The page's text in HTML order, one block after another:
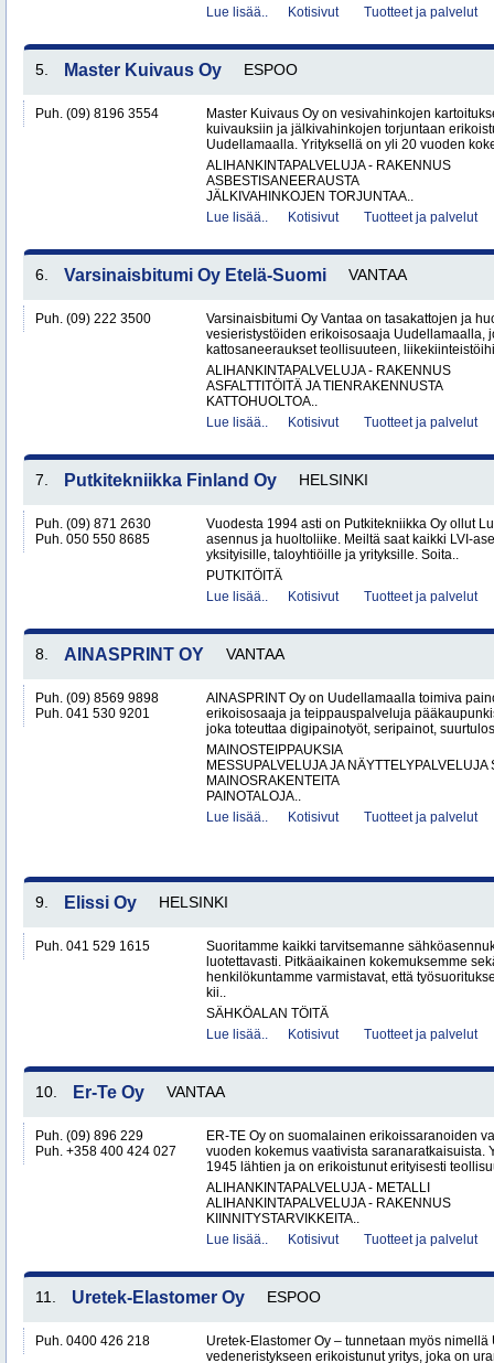
Lue lisää..
Kotisivut Tuotteet ja palvelut
5. Master Kuivaus Oy ESPOO
Puh. (09) 8196 3554
Master Kuivaus Oy on vesivahinkojen
kuivauksiin ja jälkivahinkojen torjuntaan
Uudellamaalla. Yrityksellä on yli 20 vuoden
ALIHANKINTAPALVELUJA - RAKENNUS
ASBESTISANEERAUSTA
JÄLKIVAHINKOJEN TORJUNTAA..
Lue lisää..
Kotisivut Tuotteet ja palvelut
6. Varsinaisbitumi Oy Etelä-Suomi VANTAA
Puh. (09) 222 3500
Varsinaisbitumi Oy Vantaa on tasakattojen ja
vesieristystöiden erikoisosaaja Uudellamaalla,
kattosaneeraukset teollisuuteen,
ALIHANKINTAPALVELUJA - RAKENNUS
ASFALTTITÖITÄ JA TIENRAKENNUSTA
KATTOHUOLTOA..
Lue lisää..
Kotisivut Tuotteet ja palvelut
7. Putkitekniikka Finland Oy HELSINKI
Puh. (09) 871 2630
Puh. 050 550 8685
Vuodesta 1994 asti on Putkitekniikka Oy ollut
asennus ja huoltoliike. Meiltä saat kaikki LVI-
yksityisille, taloyhtiöille ja yrityksille. Soita..
PUTKITÖITÄ
Lue lisää..
Kotisivut Tuotteet ja palvelut
8. AINASPRINT OY VANTAA
Puh. (09) 8569 9898
Puh. 041 530 9201
AINASPRINT Oy on Uudellamaalla toimiva
erikoisosaaja ja teippauspalveluja
joka toteuttaa digipainotyöt, seripainot,
MAINOSTEIPPAUKSIA
MESSUPALVELUJA JA NÄYTTELYPALVELUJA
MAINOSRAKENTEITA
PAINOTALOJA..
Lue lisää..
Kotisivut Tuotteet ja palvelut
9. Elissi Oy HELSINKI
Puh. 041 529 1615
Suoritamme kaikki tarvitsemanne
luotettavasti. Pitkäaikainen kokemuksemme
henkilökuntamme varmistavat, että
kii..
SÄHKÖALAN TÖITÄ
Lue lisää..
Kotisivut Tuotteet ja palvelut
10. Er-Te Oy VANTAA
Puh. (09) 896 229
Puh. +358 400 424 027
ER-TE Oy on suomalainen erikoissaranoiden
vuoden kokemus vaativista saranaratkaisuista.
1945 lähtien ja on erikoistunut erityisesti
ALIHANKINTAPALVELUJA - METALLI
ALIHANKINTAPALVELUJA - RAKENNUS
KIINNITYSTARVIKKEITA..
Lue lisää..
Kotisivut Tuotteet ja palvelut
11. Uretek-Elastomer Oy ESPOO
Puh. 0400 426 218
Uretek-Elastomer Oy – tunnetaan myös
vedeneristykseen erikoistunut yritys, joka on